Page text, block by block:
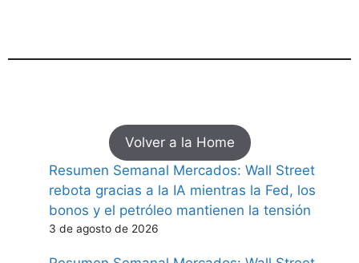
Volver a la Home
Resumen Semanal Mercados: Wall Street
rebota gracias a la IA mientras la Fed, los
bonos y el petróleo mantienen la tensión
3 de agosto de 2026